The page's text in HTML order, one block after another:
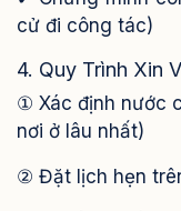
cử đi công tác)
4. Quy Trình Xin
① Xác định nước
nơi ở lâu nhất)
② Đặt lịch hẹn